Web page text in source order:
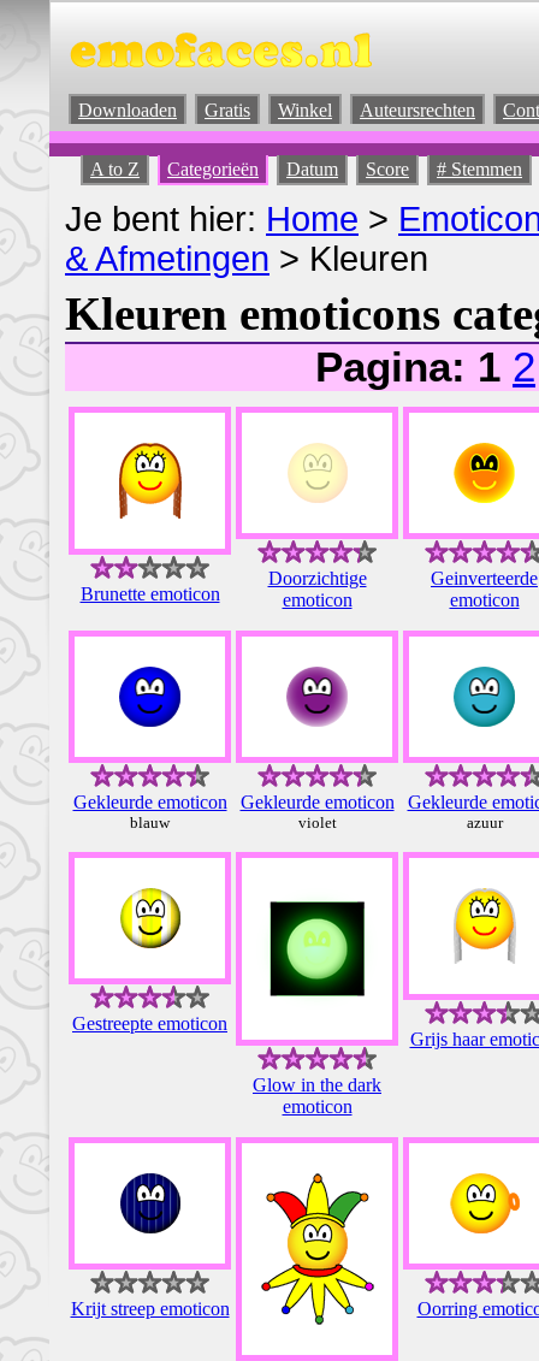
Downloaden Gratis Winkel Auteursrechten
A to Z Categorieën Datum Score # Stemmen
Je bent hier: Home >
& Afmetingen > Kleuren
Kleuren emoticons
Pagina: 1 2
Brunette emoticon
Doorzichtige
emoticon
Geinverteerde
emoticon
Gekleurde emoticon
blauw
Gekleurde emoticon
violet
Gekleurde
azuur
Gestreepte emoticon
Glow in the dark
emoticon
Grijs haar
Krijt streep emoticon Oorring